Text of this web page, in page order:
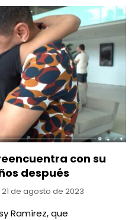
con su
después
21 de agosto de 2023
Ramírez, que